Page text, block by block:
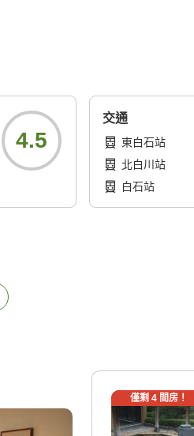
4.5
交通
東白石站
北白川站
白石站
僅剩 4間房！